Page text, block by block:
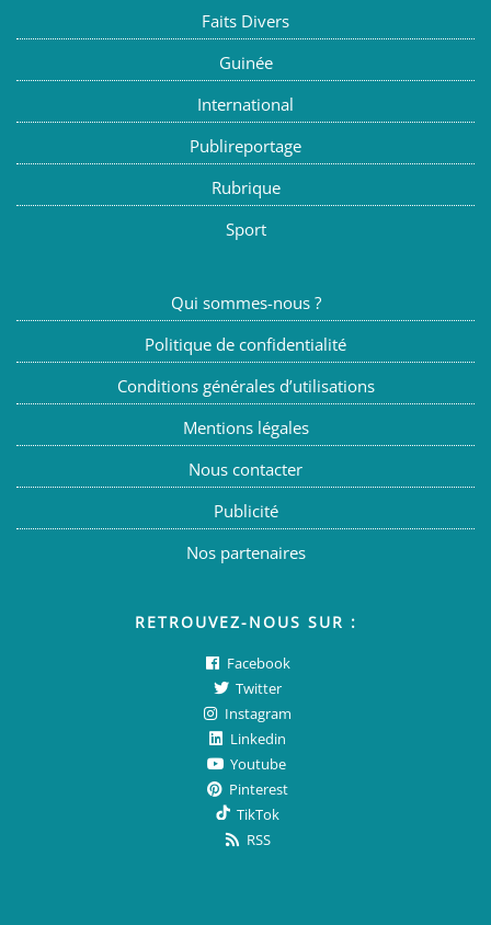
Faits Divers
Guinée
International
Publireportage
Rubrique
Sport
Qui sommes-nous ?
Politique de confidentialité
Conditions générales d’utilisations
Mentions légales
Nous contacter
Publicité
Nos partenaires
RETROUVEZ-NOUS SUR :
Facebook
Twitter
Instagram
Linkedin
Youtube
Pinterest
TikTok
RSS